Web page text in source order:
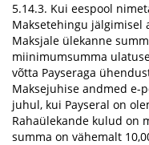
5.14.3. Kui eespool
Maksetehingu jälgimisel
Maksjale ülekanne
miinimumsumma
võtta Payseraga
Maksejuhise andmed e-
juhul, kui Payseral on
Rahaülekande kulud on
summa on vähemalt